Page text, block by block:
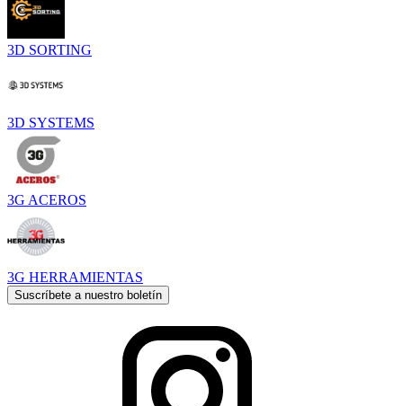
3D SORTING
3D SYSTEMS
3G ACEROS
3G HERRAMIENTAS
Suscríbete a nuestro boletín